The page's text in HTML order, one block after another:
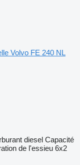
Volvo FE 240 NL
diesel Capacité
de l'essieu 6x2